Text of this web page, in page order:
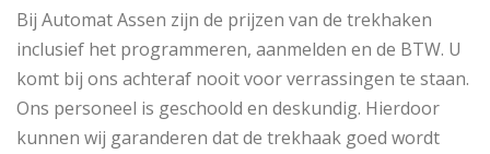
Bij Automat Assen zijn de prijzen van de trekhaken
inclusief het programmeren, aanmelden en de BTW. U
komt bij ons achteraf nooit voor verrassingen te staan.
Ons personeel is geschoold en deskundig. Hierdoor
kunnen wij garanderen dat de trekhaak goed wordt